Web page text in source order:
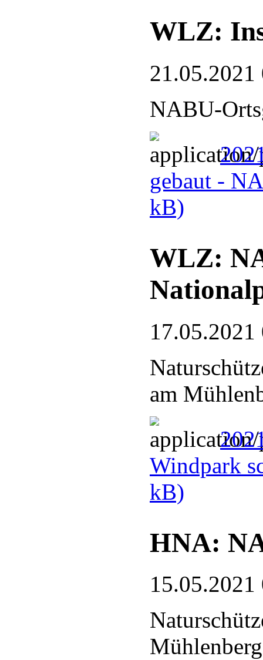
WLZ:
21.05.2021
NABU-
gebaut -
kB)
WLZ:
17.05.2021
am
Windpark
kB)
HNA:
15.05.2021
Mühlenberg